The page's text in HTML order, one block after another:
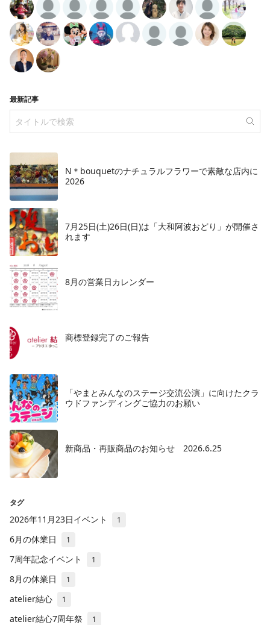
最新記事
N＊bouquetのナチュラルフラワーで素敵な店内に
2026
7月25日(土)26日(日)は「大和阿波おどり」が開催さ
れます
8月の営業日カレンダー
商標登録完了のご報告
「やまとみんなのステージ交流公演」に向けたクラ
ウドファンディングご協力のお願い
新商品・再販商品のお知らせ 2026.6.25
タグ
2026年11月23日イベント 1
6月の休業日 1
7周年記念イベント 1
8月の休業日 1
atelier結心 1
atelier結心7周年祭 1